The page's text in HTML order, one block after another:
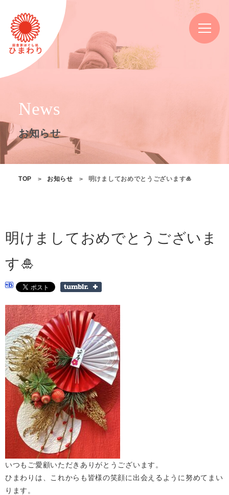
News
お知らせ
TOP お知らせ 明けましておめでとうございます🎍
明けましておめでとうございま
す🎍
いつもご愛顧いただきありがとうございます。
ひまわりは、これからも皆様の笑顔に出会えるように努めてまい
ります。